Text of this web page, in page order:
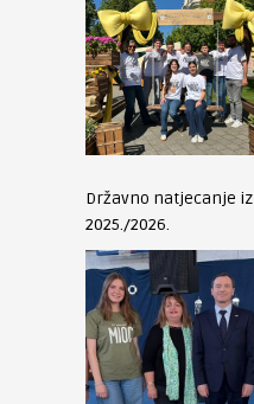
Državno natjecanje
2025./2026.